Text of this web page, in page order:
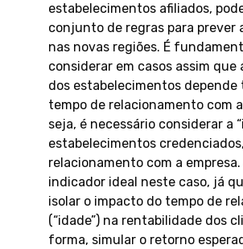
estabelecimentos afiliados,
conjunto de regras para prever
nas novas regiões. É
considerar em casos assim
dos estabelecimentos depende
tempo de relacionamento com
seja, é necessário considerar a
estabelecimentos
relacionamento com a empresa.
indicador ideal neste caso, já
isolar o impacto do tempo de
(“idade”) na rentabilidade dos
forma, simular o retorno